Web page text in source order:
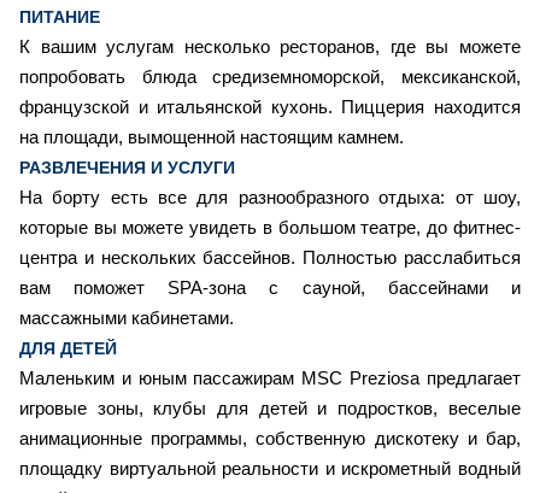
ПИТАНИЕ
К вашим услугам несколько ресторанов, где вы можете
попробовать блюда средиземноморской, мексиканской,
французской и итальянской кухонь. Пиццерия находится
на площади, вымощенной настоящим камнем.
РАЗВЛЕЧЕНИЯ И УСЛУГИ
На борту есть все для разнообразного отдыха: от шоу,
которые вы можете увидеть в большом театре, до фитнес-
центра и нескольких бассейнов. Полностью расслабиться
вам поможет SPA-зона с сауной, бассейнами и
массажными кабинетами.
ДЛЯ ДЕТЕЙ
Маленьким и юным пассажирам MSC Preziosa предлагает
игровые зоны, клубы для детей и подростков, веселые
анимационные программы, собственную дискотеку и бар,
площадку виртуальной реальности и искрометный водный